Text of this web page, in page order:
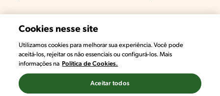
Cookies nesse site
Utilizamos cookies para melhorar sua experiência. Você pode
aceitá-los, rejeitar os não essenciais ou configurá-los. Mais
informações na Política de Cookies.
Aceitar todos